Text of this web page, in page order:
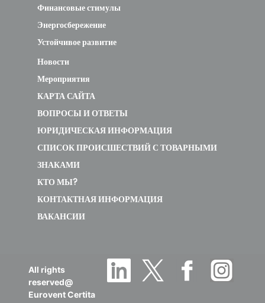
Финансовые стимулы
Энергосбережение
Устойчивое развитие
Новости
Мероприятия
КАРТА САЙТА
ВОПРОСЫ И ОТВЕТЫ
ЮРИДИЧЕСКАЯ ИНФОРМАЦИЯ
СПИСОК ПРОИСШЕСТВИЙ С ТОВАРНЫМИ
ЗНАКАМИ
КТО МЫ?
КОНТАКТНАЯ ИНФОРМАЦИЯ
ВАКАНСИИ
All rights
reserved@
Eurovent Certita